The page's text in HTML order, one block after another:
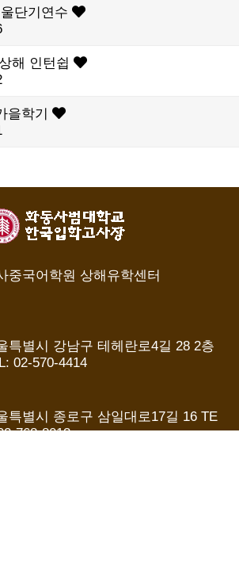
단기연수
해 인턴쉽
을학기
중국어학원 상해유학센터
특별시 강남구 테헤란로4길 28 2층
02-570-4414
특별시 종로구 삼일대로17길 16 TE
768-8013